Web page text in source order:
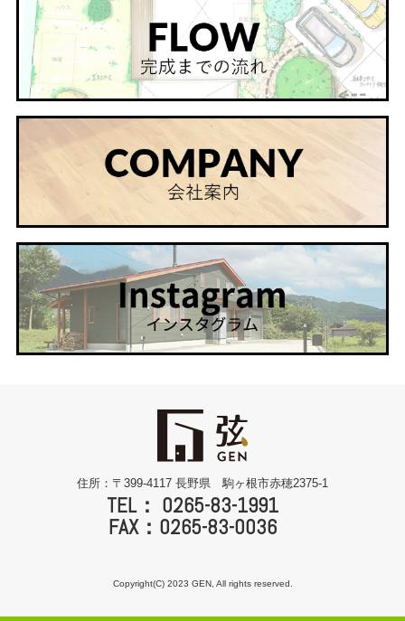
住所：〒399-4117 長野県 駒ヶ根市赤穂2375-1
TEL： 0265-83-1991
FAX：0265-83-0036
Copyright(C) 2023 GEN, All rights reserved.